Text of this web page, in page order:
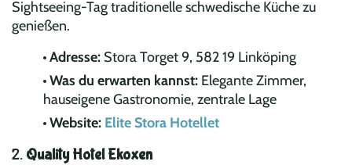
Sightseeing-Tag traditionelle schwedische Küche zu
genießen.
Adresse: Stora Torget 9, 582 19 Linköping
Was du erwarten kannst: Elegante Zimmer,
hauseigene Gastronomie, zentrale Lage
Website: Elite Stora Hotellet
2. Quality Hotel Ekoxen